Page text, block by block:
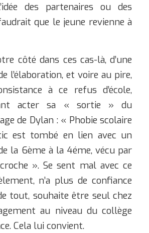
des partenaires ou des
que le jeune revienne à
côté dans ces cas-là, d’une
l’élaboration, et voire au pire,
à ce refus d’école,
acter sa « sortie » du
de Dylan : « Phobie scolaire
est tombé en lien avec un
la 6ème à la 4éme, vécu par
». Se sent mal avec ce
n’a plus de confiance
tout, souhaite être seul chez
au niveau du collège
Cela lui convient.